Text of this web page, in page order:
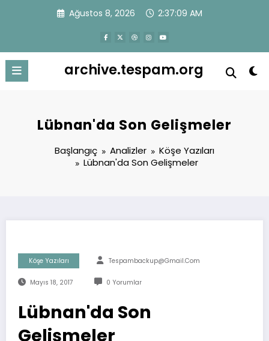
Ağustos 8, 2026 2:37:09 AM
archive.tespam.org
Lübnan'da Son Gelişmeler
Başlangıç Analizler
Köşe Yazıları
Lübnan'da Son Gelişmeler
Köşe Yazıları Tespambackup@gmail.com
Mayıs 18, 2017 0 Yorumlar
Lübnan'da Son
Gelişmeler